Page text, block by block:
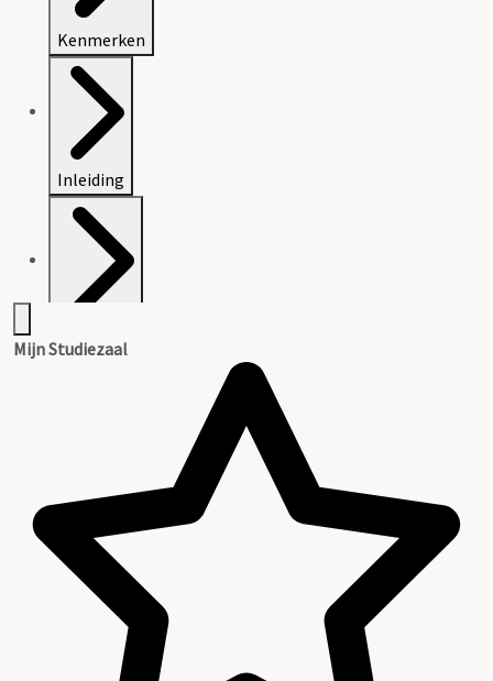
Kenmerken
Inleiding
Mijn Studiezaal